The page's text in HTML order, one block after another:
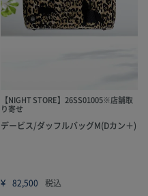
【NIGHT STORE】26SS01005※店舗取
り寄せ
デービス/ダッフルバッグM(Dカン＋)
¥ 82,500 税込